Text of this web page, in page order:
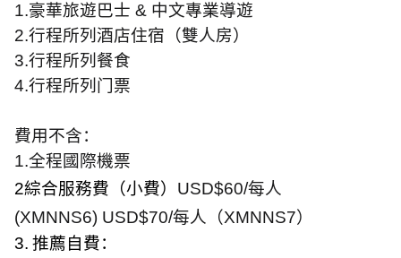
1.豪華旅遊巴士 & 中文專業導遊
2.行程所列酒店住宿（雙人房）
3.行程所列餐食
4.行程所列门票
費用不含：
1.全程國際機票
2綜合服務費（小費） USD$60/每人
(XMNNS6) USD$70/每人（XMNNS7）
3. 推薦自費：